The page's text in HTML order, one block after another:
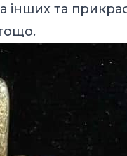
інших та